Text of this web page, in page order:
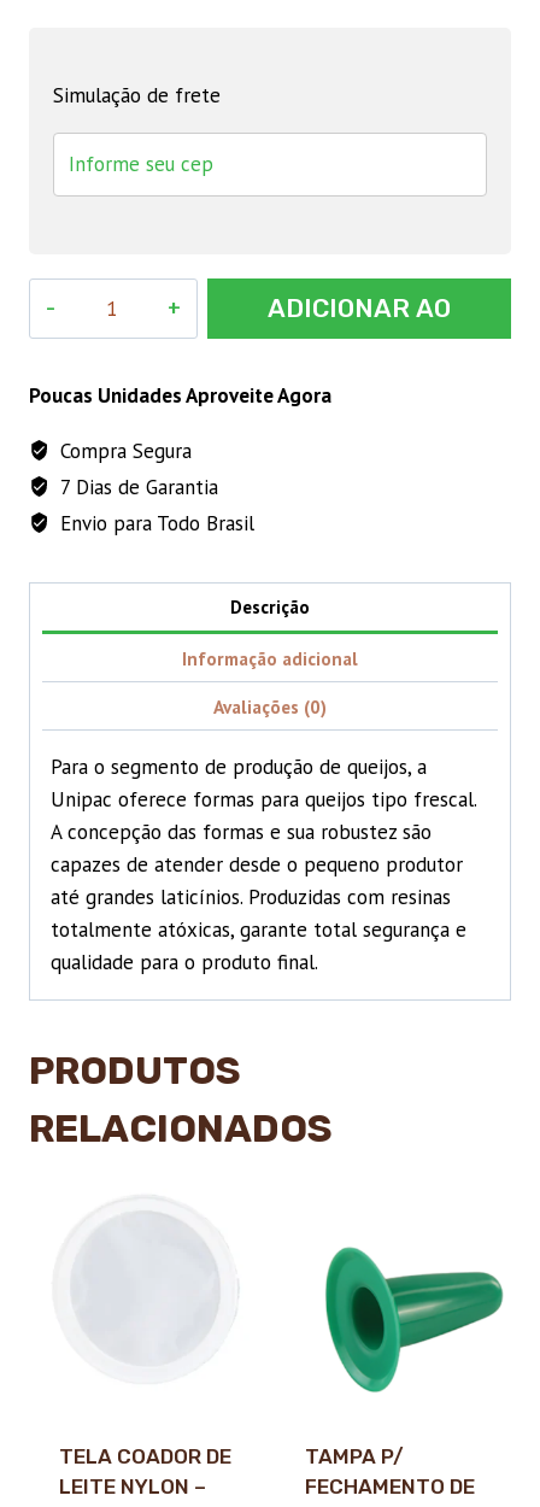
Simulação de frete
Unipac
500g
quantidade
ADICIONAR AO
Poucas Unidades Aproveite Agora
Compra Segura
7 Dias de Garantia
Envio para Todo Brasil
Descrição
Informação adicional
Avaliações (0)
Para o segmento de produção de queijos, a
Unipac oferece formas para queijos tipo frescal.
A concepção das formas e sua robustez são
capazes de atender desde o pequeno produtor
até grandes laticínios. Produzidas com resinas
totalmente atóxicas, garante total segurança e
qualidade para o produto final.
PRODUTOS
RELACIONADOS
TELA COADOR DE
LEITE NYLON –
TAMPA P/
FECHAMENTO DE